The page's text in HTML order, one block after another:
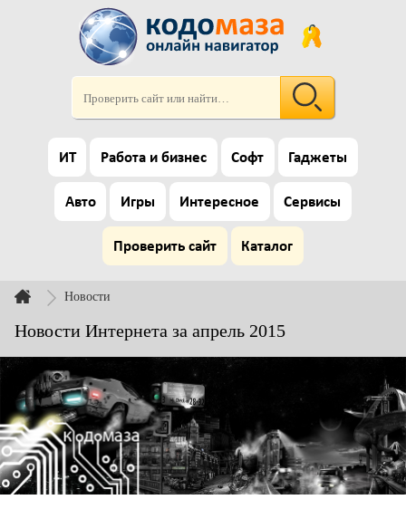
ИТ Работа и бизнес Софт Гаджеты
Авто Игры Интересное Сервисы
Проверить сайт Каталог
Новости
Новости Интернета за апрель 2015